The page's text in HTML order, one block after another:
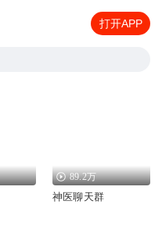
打开APP
89.2万
神医聊天群